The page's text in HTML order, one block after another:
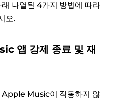
나열된 4가지 방법에 따라
오.
앱 강제 종료 및 재
Apple Music이 작동하지 않